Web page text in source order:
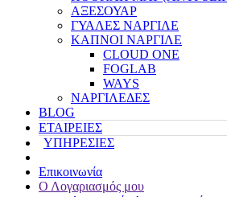
ΑΞΕΣΟΥΑΡ
ΓΥΑΛΕΣ ΝΑΡΓΙΛΕ
ΚΑΠΝΟΙ ΝΑΡΓΙΛΕ
CLOUD ONE
FOGLAB
WAYS
ΝΑΡΓΙΛΕΔΕΣ
BLOG
ΕΤΑΙΡΕΙΕΣ
ΥΠΗΡΕΣΙΕΣ
Επικοινωνία
Ο Λογαριασμός μου